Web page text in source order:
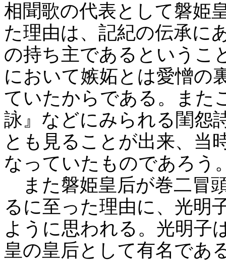
相聞歌の代表として磐姫
た理由は、記紀の伝承に
の持ち主であるというこ
において嫉妬とは愛憎の
ていたからである。また
詠』などにみられる閨怨
とも見ることが出来、当
なっていたものであろう
また磐姫皇后が巻二冒
るに至った理由に、光明
ように思われる。光明子
皇の皇后として有名であ